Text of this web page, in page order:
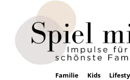
Familie Kids